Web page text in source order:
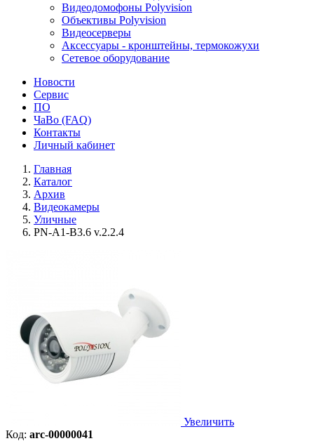
Видеодомофоны Polyvision
Объективы Polyvision
Видеосерверы
Аксессуары - кронштейны, термокожухи
Сетевое оборудование
Новости
Сервис
ПО
ЧаВо (FAQ)
Контакты
Личный кабинет
Главная
Каталог
Архив
Видеокамеры
Уличные
PN-A1-B3.6 v.2.2.4
Увеличить
Код: arc-00000041